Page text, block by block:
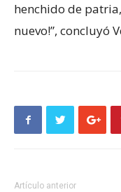
henchido de
nuevo!”, concluyó
Artículo anterior